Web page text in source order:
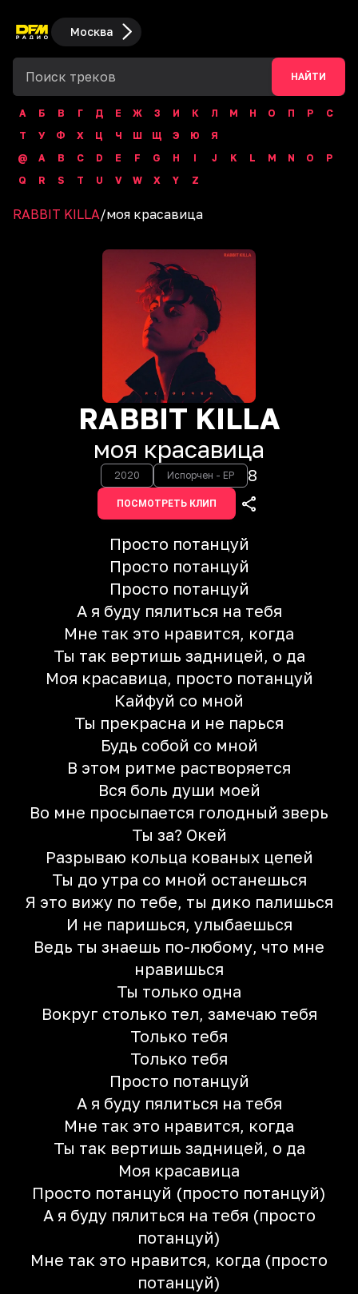
Москва
НАЙТИ
А Б В Г Д Е Ж З И К Л М Н О П Р
С
Т
У Ф Х Ц Ч Ш Щ Э Ю
Я
@
A B C D E F G H I J K L M N O
P
Q
R S T U V W X Y Z
RABBIT KILLA/моя красавица
RABBIT KILLA
моя красавица
2020 Испорчен - EP 8
ПОСМОТРЕТЬ КЛИП
Просто потанцуй
Просто потанцуй
Просто потанцуй
А я буду пялиться на тебя
Мне так это нравится, когда
Ты так вертишь задницей, о да
Моя красавица, просто потанцуй
Кайфуй со мной
Ты прекрасна и не парься
Будь собой со мной
В этом ритме растворяется
Вся боль души моей
Во мне просыпается голодный зверь
Ты за? Окей
Разрываю кольца кованых цепей
Ты до утра со мной останешься
Я это вижу по тебе, ты дико палишься
И не паришься, улыбаешься
Ведь ты знаешь по-любому, что мне
нравишься
Ты только одна
Вокруг столько тел, замечаю тебя
Только тебя
Только тебя
Просто потанцуй
А я буду пялиться на тебя
Мне так это нравится, когда
Ты так вертишь задницей, о да
Моя красавица
Просто потанцуй (просто потанцуй)
А я буду пялиться на тебя (просто
потанцуй)
Мне так это нравится, когда (просто
потанцуй)